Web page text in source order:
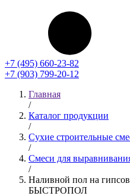
+7 (495) 660-23-82
+7 (903) 799-20-12
Главная
/
Каталог продукции
/
Сухие строительные
/
Смеси для
/
Наливной пол на
БЫСТРОПОЛ